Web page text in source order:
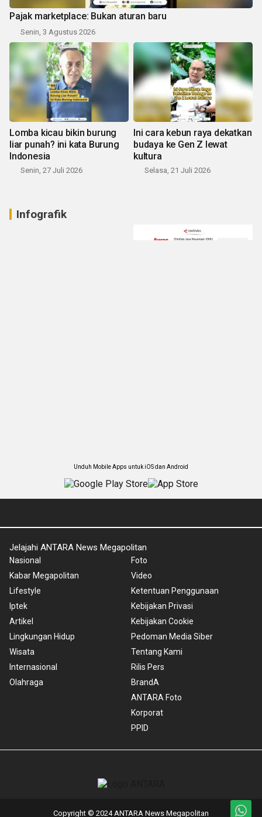
Pajak marketplace: Bukan aturan baru
Senin, 3 Agustus 2026
Lomba kicau bikin burung
liar punah? ini kata Burung
Indonesia
Senin, 27 Juli 2026
Ini cara kebun raya dekatkan
budaya ke Gen Z lewat
kultura
Selasa, 21 Juli 2026
Infografik
Unduh Mobile Apps untuk iOS dan Android
Jelajahi ANTARA News Megapolitan
Nasional
Kabar Megapolitan
Lifestyle
Iptek
Artikel
Lingkungan Hidup
Wisata
Internasional
Olahraga
Foto
Video
Ketentuan Penggunaan
Kebijakan Privasi
Kebijakan Cookie
Pedoman Media Siber
Tentang Kami
Rilis Pers
BrandA
ANTARA Foto
Korporat
PPID
Copyright © 2024 ANTARA News Megapolitan